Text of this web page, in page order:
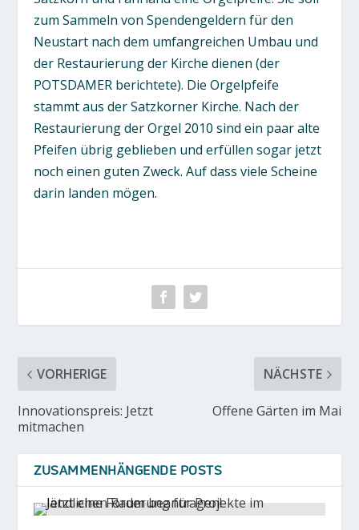
zum Sammeln von Spendengeldern für den
Neustart nach dem umfangreichen Umbau und
der Restaurierung der Kirche dienen (der
POTSDAMER berichtete). Die Orgelpfeife
stammt aus der Satzkorner Kirche. Nach der
Restaurierung der Orgel 2010 sind ein paar alte
Pfeifen übrig geblieben und erfüllen sogar jetzt
noch einen guten Zweck. Auf dass viele Scheine
darin landen mögen.
VORHERIGE
Innovationspreis: Jetzt
mitmachen
NÄCHSTE
Offene Gärten im Mai
ZUSAMMENHÄNGENDE POSTS